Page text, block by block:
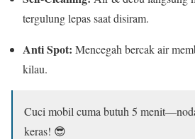
tergulung lepas saat disiram.
Anti Spot: Mencegah bercak air
kilau.
Cuci mobil cuma butuh 5
keras! 😎